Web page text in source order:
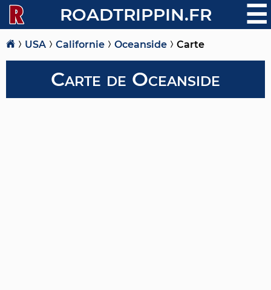
ROADTRIPPIN.FR ☰
USA Californie Oceanside Carte
Carte de Oceanside